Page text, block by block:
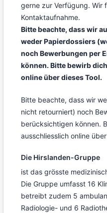
gerne zur Verfügung. Wir
Kontaktaufnahme.
Bitte beachte, dass wir
weder Papierdossiers
noch Bewerbungen per
können. Bitte bewirb
online über dieses Tool.
Bitte beachte, dass wir
nicht retourniert) noch
berücksichtigen können.
ausschliesslich online
Die Hirslanden-Gruppe
ist das grösste
Die Gruppe umfasst 16
betreibt zudem 5
Radiologie- und 6